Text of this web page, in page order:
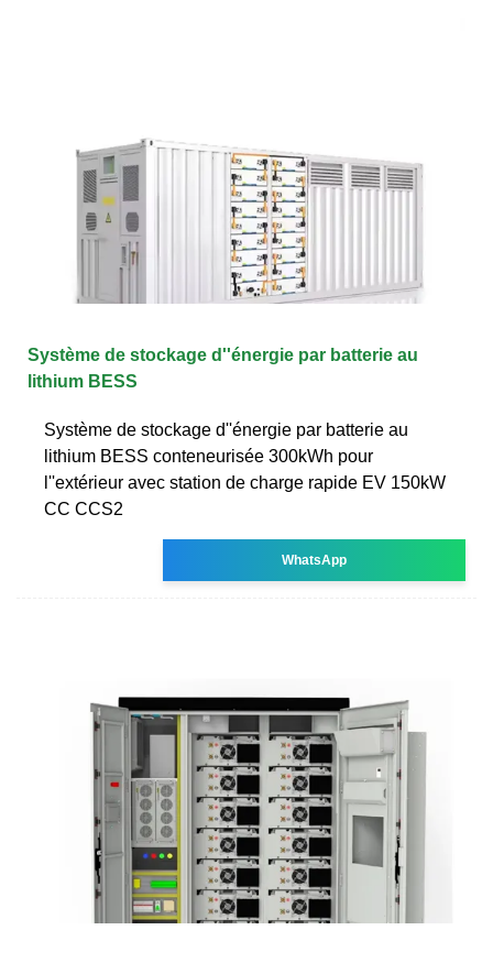
Système de stockage d''énergie par batterie au
lithium BESS
Système de stockage d''énergie par batterie au
lithium BESS conteneurisée 300kWh pour
l''extérieur avec station de charge rapide EV 150kW
CC CCS2
WhatsApp